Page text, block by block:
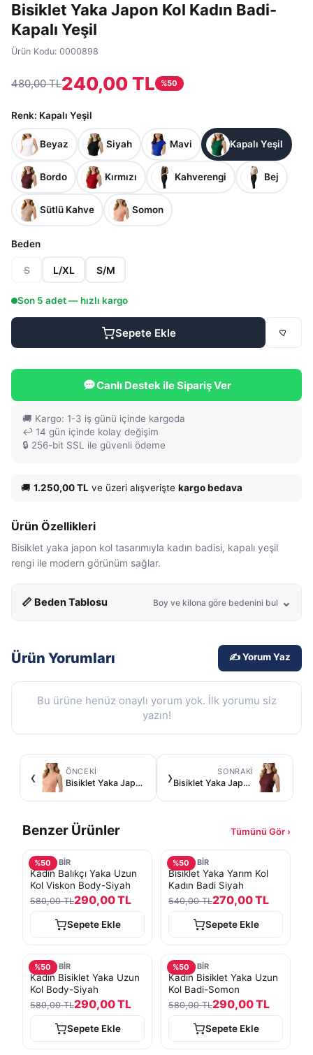
Bisiklet Yaka Japon Kol Kadın Badi-
Kapalı Yeşil
Ürün Kodu: 0000898
480,00 TL240,00 TL %50
Renk: Kapalı Yeşil
Beyaz Siyah Mavi Kapalı Yeşil
Bordo Kırmızı Kahverengi Bej
Sütlü Kahve Somon
Beden
S L/XL S/M
Son 5 adet — hızlı kargo
Sepete Ekle
Canlı Destek ile Sipariş Ver
🚚 Kargo: 1-3 iş günü içinde kargoda
↩️ 14 gün içinde kolay değişim
🔒 256-bit SSL ile güvenli ödeme
🚚 1.250,00 TL ve üzeri alışverişte kargo bedava
Ürün Özellikleri
Bisiklet yaka japon kol tasarımıyla kadın badisi, kapalı yeşil
rengi ile modern görünüm sağlar.
📏 Beden Tablosu Boy ve kilona göre bedenini bul
Ürün Yorumları ✍️ Yorum Yaz
Bu ürüne henüz onaylı yorum yok. İlk yorumu siz
yazın!
‹ ÖNCEKI
Bisiklet Yaka Japon Kol Kadın Badi-Somon
SONRAKI
Bisiklet Yaka Japon Kol Kadın Badi-Bordo
›
Benzer Ürünler Tümünü Gör ›
%50
TURKOBİR
Kadın Balıkçı Yaka Uzun
Kol Viskon Body-Siyah
580,00 TL290,00 TL
Sepete Ekle
%50
TURKOBİR
Bisiklet Yaka Yarım Kol
Kadın Badi Siyah
540,00 TL270,00 TL
Sepete Ekle
%50
TURKOBİR
Kadın Bisiklet Yaka Uzun
Kol Body-Siyah
580,00 TL290,00 TL
Sepete Ekle
%50
TURKOBİR
Kadın Bisiklet Yaka Uzun
Kol Badi-Somon
580,00 TL290,00 TL
Sepete Ekle